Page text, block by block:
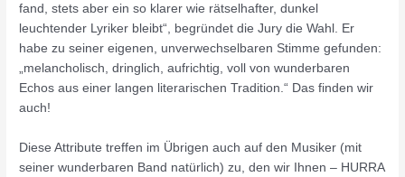
fand, stets aber ein so klarer wie rätselhafter, dunkel
leuchtender Lyriker bleibt“, begründet die Jury die Wahl. Er
habe zu seiner eigenen, unverwechselbaren Stimme gefunden:
„melancholisch, dringlich, aufrichtig, voll von wunderbaren
Echos aus einer langen literarischen Tradition.“ Das finden wir
auch!
Diese Attribute treffen im Übrigen auch auf den Musiker (mit
seiner wunderbaren Band natürlich) zu, den wir Ihnen – HURRA